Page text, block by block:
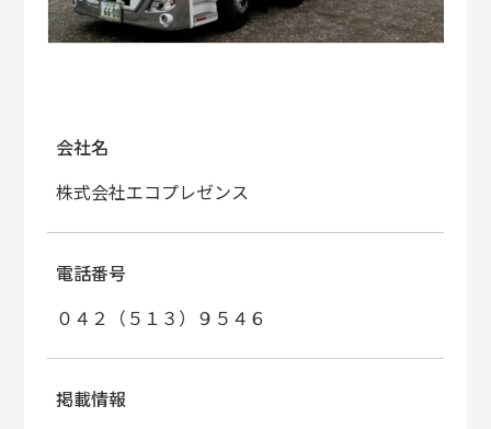
会社名
株式会社エコプレゼンス
電話番号
０４２（５１３）９５４６
掲載情報